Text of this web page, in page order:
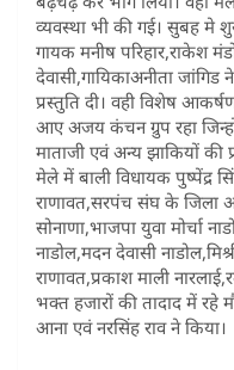
व्यवस्था भी की गई। सुबह मे
गायक मनीष परिहार,राकेश
देवासी,गायिकाअनीता
प्रस्तुति दी। वही विशेष
आए अजय कंचन ग्रुप रहा
माताजी एवं अन्य झाकियों की
मेले में बाली विधायक पुष्पेंद्र
राणावत,सरपंच संघ के जिला
सोनाणा,भाजपा युवा मोर्चा
नाडोल,मदन देवासी
राणावत,प्रकाश माली
भक्त हजारों की तादाद में रहे
आना एवं नरसिंह राव ने किया।